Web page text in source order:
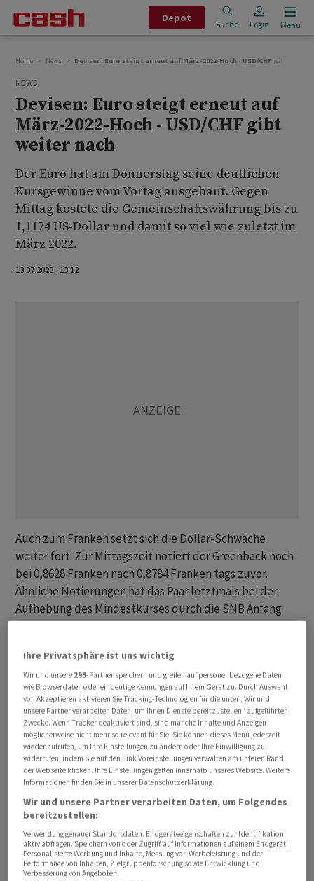
Depot
Suche Login Menu
Home News Devisen: Euro steigt erneut auf März-2022-Hoch - USD/CHF gibt weiter
NEWS
Devisen: Euro steigt erneut auf
März-2022-Hoch - USD/CHF gibt
weiter nach
Der Euro hat am Donnerstag seine deutlichen
Kursgewinne vom Vortag ausgebaut. Gegen
Mittag kostete die Gemeinschaftswährung bis zu
1,1174 US-Dollar und damit so viel wie zuletzt im
März 2022.
13.07.2023 13:12
Auch zum Franken setzt sich die Dollar-Schwäche
weiter fort. Zur Mittagszeit notiert der Greenback noch
bei 0,8628 Franken nach 0,8784 Franken tags zuvor.
Ähnliche Notierungen hat das Paar letztmals bei der
Aufhebung des Mindestkurses durch die SNB Anfang
2015 gesehen.
Wie die Devisenexperten der Valiant Bank schreiben, ist
der Dollar am Vortag in Reaktion auf die US-
Inflationsdaten deutlich unter die Marke von 0,8750
Franken abgerutscht. Sollte es nicht rasch zu einer
Erholung über diese Marke kommen, sei mittelfristig
mit Tests der beiden letzten Tiefpunkte von 0,74
Franken (Aufgabe der Mindestkursgrenze 2015) und
0,70 Franken (US-Schuldenstreit 2011) zu rechnen.
Die UBS sieht die US-Devise Ende Jahr bei 0,85 Franken
und im Juni 2024 bei 0,83 Franken. Bis zum Jahr 2030
könnte der US-Dollar laut den Auguren der Grossbank
gar auf 60 bis 70 Rappen sinken.
Ihre Privatsphäre ist uns wichtig
Wir und unsere 293-Partner speichern und greifen auf personenbezogene Daten
wie Browserdaten oder eindeutige Kennungen auf Ihrem Gerät zu. Durch Auswahl
von Akzeptieren aktivieren Sie Tracking-Technologien für die unter „Wir und
unsere Partner verarbeiten Daten, um Ihnen Dienste bereitzustellen“ aufgeführten
Zwecke. Wenn Tracker deaktiviert sind, sind manche Inhalte und Anzeigen
möglicherweise nicht mehr so relevant für Sie. Sie können dieses Menü jederzeit
wieder aufrufen, um Ihre Einstellungen zu ändern oder Ihre Einwilligung zu
widerrufen, indem Sie auf den Link Voreinstellungen verwalten am unteren Rand
der Webseite klicken. Ihre Einstellungen gelten innerhalb unseres Website. Weitere
Informationen finden Sie in unserer Datenschutzerklärung.
Wir und unsere Partner verarbeiten Daten, um Folgendes
bereitzustellen:
Verwendung genauer Standortdaten. Endgeräteeigenschaften zur Identifikation
aktiv abfragen. Speichern von oder Zugriff auf Informationen auf einem Endgerät.
Personalisierte Werbung und Inhalte, Messung von Werbeleistung und der
Performance von Inhalten, Zielgruppenforschung sowie Entwicklung und
Verbesserung von Angeboten.